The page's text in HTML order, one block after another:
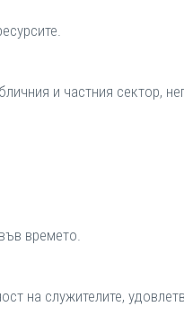
и частния сектор,
времето.
на служителите,